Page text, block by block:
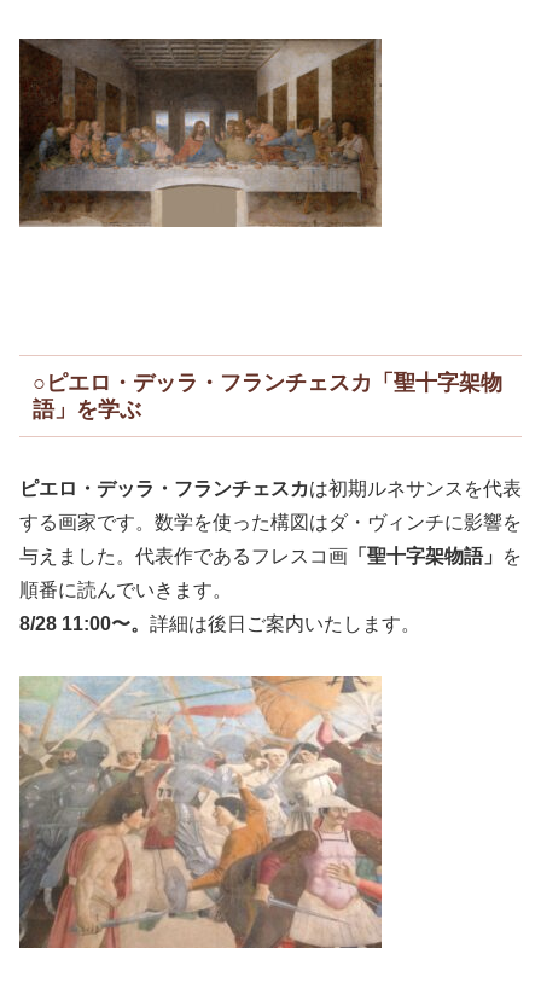
○ピエロ・デッラ・フランチェスカ「聖十字架物
語」を学ぶ
ピエロ・デッラ・フランチェスカは初期ルネサンスを代表
する画家です。数学を使った構図はダ・ヴィンチに影響を
与えました。代表作であるフレスコ画 「聖十字架物語」
を
順番に読んでいきます。
8/28 11:00〜。 詳細は後日ご案内いたします。